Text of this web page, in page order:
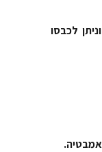
לכבסו
אמבטיה.